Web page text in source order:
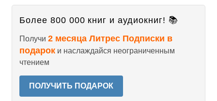
Более 800 000 книг и аудиокниг! 📚
Получи 2 месяца Литрес Подписки в
подарок и наслаждайся неограниченным
чтением
ПОЛУЧИТЬ ПОДАРОК